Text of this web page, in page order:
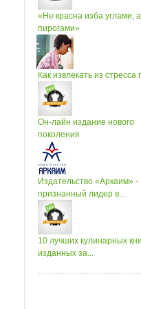
«Не красна изба углами,
пирогами»
Как извлекать из стресса
Он-лайн издание нового
поколения
Издательство «Аркаим» -
признанный лидер в...
10 лучших кулинарных
изданных за...